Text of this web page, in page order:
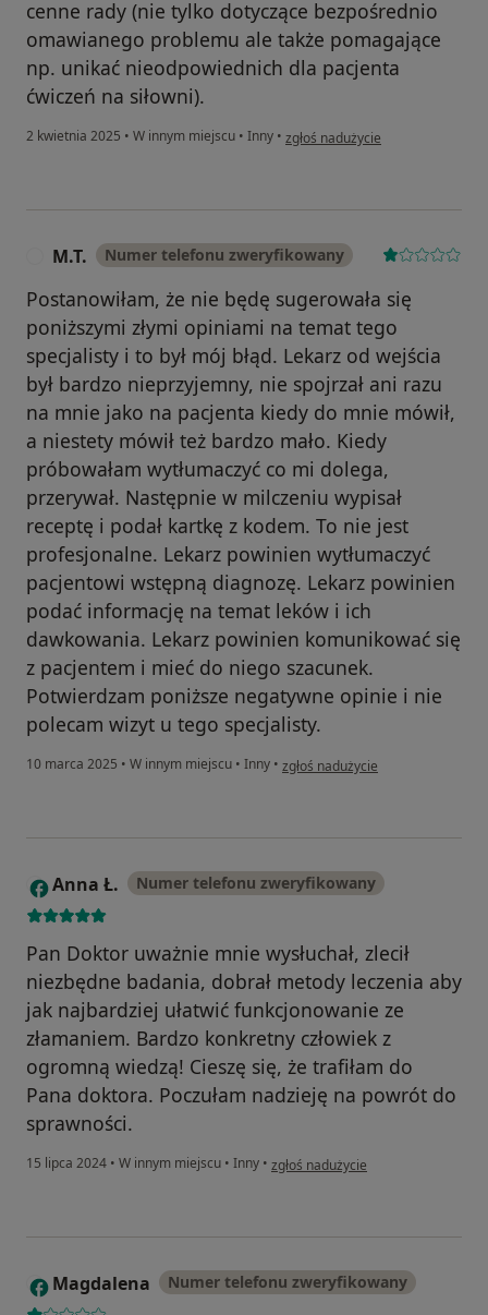
cenne rady (nie tylko dotyczące bezpośrednio
omawianego problemu ale także pomagające
np. unikać nieodpowiednich dla pacjenta
ćwiczeń na siłowni).
2 kwietnia 2025 • W innym miejscu • Inny • w opinii użytkownika Wojtek T
zgłoś nadużycie
M.T. Numer telefonu zweryfikowany
Postanowiłam, że nie będę sugerowała się
poniższymi złymi opiniami na temat tego
specjalisty i to był mój błąd. Lekarz od wejścia
był bardzo nieprzyjemny, nie spojrzał ani razu
na mnie jako na pacjenta kiedy do mnie mówił,
a niestety mówił też bardzo mało. Kiedy
próbowałam wytłumaczyć co mi dolega,
przerywał. Następnie w milczeniu wypisał
receptę i podał kartkę z kodem. To nie jest
profesjonalne. Lekarz powinien wytłumaczyć
pacjentowi wstępną diagnozę. Lekarz powinien
podać informację na temat leków i ich
dawkowania. Lekarz powinien komunikować się
z pacjentem i mieć do niego szacunek.
Potwierdzam poniższe negatywne opinie i nie
polecam wizyt u tego specjalisty.
10 marca 2025 • W innym miejscu • Inny • w opinii użytkownika M.T.
zgłoś nadużycie
A Anna Ł. Numer telefonu zweryfikowany
Pan Doktor uważnie mnie wysłuchał, zlecił
niezbędne badania, dobrał metody leczenia aby
jak najbardziej ułatwić funkcjonowanie ze
złamaniem. Bardzo konkretny człowiek z
ogromną wiedzą! Cieszę się, że trafiłam do
Pana doktora. Poczułam nadzieję na powrót do
sprawności.
15 lipca 2024 • W innym miejscu • Inny • w opinii użytkownika Anna Ł.
zgłoś nadużycie
M Magdalena Numer telefonu zweryfikowany